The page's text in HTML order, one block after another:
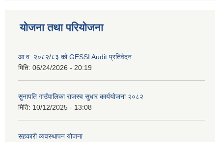
योजना तथा परियोजना
आ.व. २०८२/८३ को GESSI Audit प्रतिवेदन
मिति: 06/24/2026 - 20:19
सुनापति गाउँपालिका राजस्व सुधार कार्ययोजना २०८२
मिति: 10/12/2025 - 13:08
सहकारी व्यवस्थापन योजना